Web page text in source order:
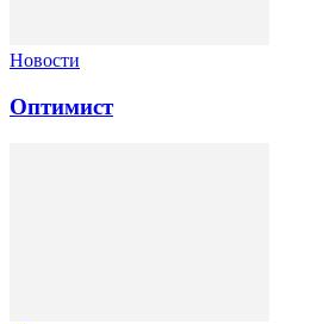
Новости
Оптимист